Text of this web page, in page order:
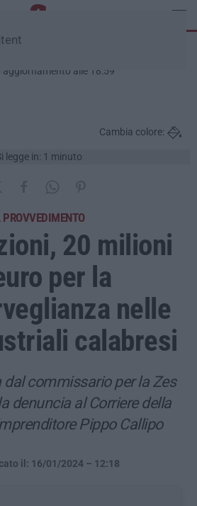
aggiornamento alle 18:59
legge in: 1 minuto
Cambia colore:
PROVVEDIMENTO
20 milioni
per la
nelle
calabresi
commissario per la Zes
denuncia al Corriere della
Pippo Callipo
il: 16/01/2024 – 12:18